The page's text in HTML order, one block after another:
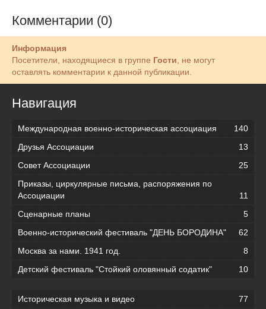
Комментарии (0)
Информация
Посетители, находящиеся в группе Гости, не могут
оставлять комментарии к данной публикации.
Навигация
Международная военно-историческая ассоциация
140
Друзья Ассоциации
13
Совет Ассоциации
25
Приказы, циркулярные письма, распоряжения по
Ассоциации
11
Сценарные планы
5
Военно-исторический фестиваль "ДЕНЬ БОРОДИНА"
62
Москва за нами. 1941 год.
8
Детский фестиваль "Стойкий оловянный содатик"
10
Историческая музыка и видео
77